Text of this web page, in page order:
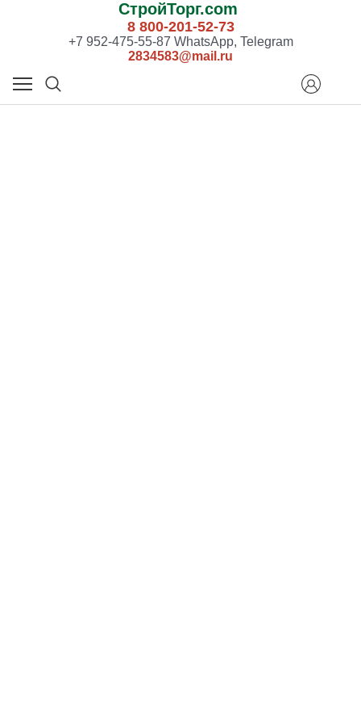
СтройТорг.com
8 800-201-52-73
+7 952-475-55-87 WhatsApp, Telegram
2834583@mail.ru